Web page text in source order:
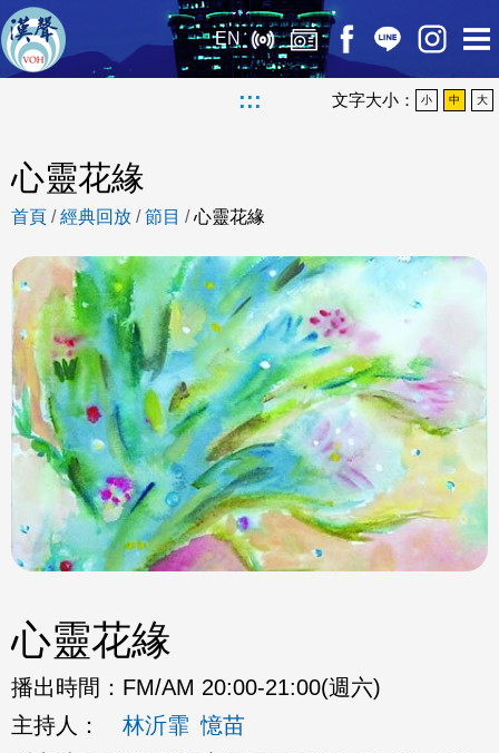
EN
::: 文字大小： 小 中 大
心靈花緣
首頁 /經典回放 /節目 /心靈花緣
心靈花緣
播出時間： FM/AM 20:00-21:00(週六)
主持人：
林沂霏 憶苗